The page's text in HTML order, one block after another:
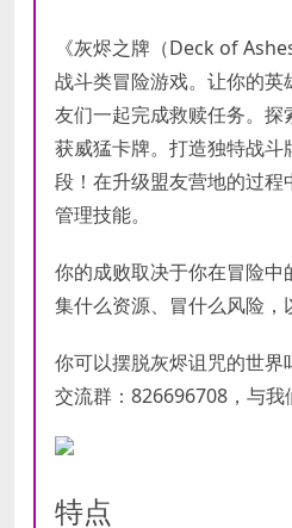
版本
存储空
间
声卡
《灰烬之牌（Deck of
战斗类冒险游戏。让你的英
友们一起完成救赎任务。探
获威猛卡牌。打造独特战斗
段！在升级盟友营地的过
管理技能。
你的成败取决于你在冒险
集什么资源、冒什么风险，
你可以摆脱灰烬诅咒的世
交流群：826696708，与我
特点